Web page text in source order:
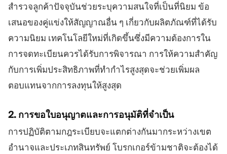
สำรวจลูกค้าปัจจุบันช่วยระบุความสนใจที่เป็นที่นิยม ข้อ
เสนอของคู่แข่งให้สัญญาณอื่น ๆ เกี่ยวกับผลิตภัณฑ์ที่ได้รับ
ความนิยม เทคโนโลยีใหม่ที่เกิดขึ้นซึ่งมีความต้องการใน
การจดทะเบียนควรได้รับการพิจารณา การให้ความสำคัญ
กับการเพิ่มประสิทธิภาพที่ทำกำไรสูงสุดจะช่วยเพิ่มผล
ตอบแทนจากการลงทุนให้สูงสุด
2. การขอใบอนุญาตและการอนุมัติที่จำเป็น
การปฏิบัติตามกฎระเบียบจะแตกต่างกันมากระหว่างเขต
อำนาจและประเภทสินทรัพย์ โบรกเกอร์ข้ามชาติจะต้องได้